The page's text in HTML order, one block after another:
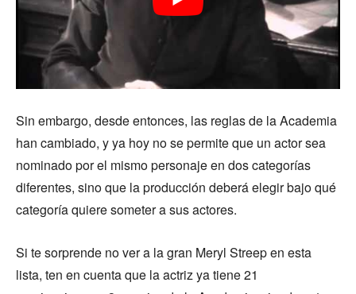
Sin embargo, desde entonces, las reglas de la Academia
han cambiado, y ya hoy no se permite que un actor sea
nominado por el mismo personaje en dos categorías
diferentes, sino que la producción deberá elegir bajo qué
categoría quiere someter a sus actores.
Si te sorprende no ver a la gran Meryl Streep en esta
lista, ten en cuenta que la actriz ya tiene 21